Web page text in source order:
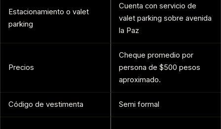
Estacionamiento o valet
parking
Cuenta con servicio de
valet parking sobre avenida
la Paz
Precios
Cheque promedio por
persona de $500 pesos
aproximado.
Código de vestimenta Semi formal